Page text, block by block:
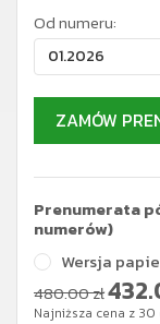
Od numeru:
01.2026
ZAMÓW
Prenumerata
numerów)
Wersja
480.00 zł
Najniższa cena z 30